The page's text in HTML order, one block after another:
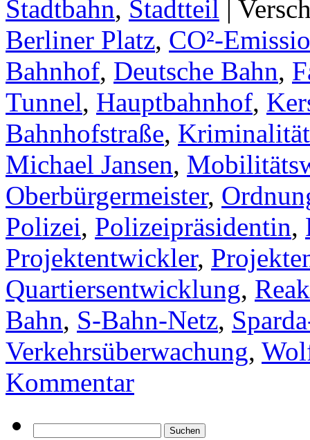
Stadtbahn, Stadtteil |
Berliner Platz, CO²-
Bahnhof, Deutsche Bahn,
Tunnel, Hauptbahnhof,
Bahnhofstraße,
Michael Jansen,
Oberbürgermeister,
Polizei, Polizeipräsidentin,
Projektentwickler,
Quartiersentwicklung,
Bahn, S-Bahn-Netz,
Verkehrsüberwachung,
Kommentar